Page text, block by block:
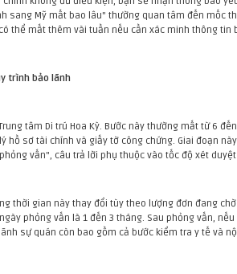
sang Mỹ mất bao lâu" thường quan tâm đến mốc
thể mất thêm vài tuần nếu cần xác minh thông tin
trình bảo lãnh
tâm Di trú Hoa Kỳ. Bước này thường mất từ 6
hồ sơ tài chính và giấy tờ công chứng. Giai đoạn
vấn", câu trả lời phụ thuộc vào tốc độ xét
thời gian này thay đổi tùy theo lượng đơn đang
phỏng vấn là 1 đến 3 tháng. Sau phỏng vấn,
sự quán còn bao gồm cả bước kiểm tra y tế và